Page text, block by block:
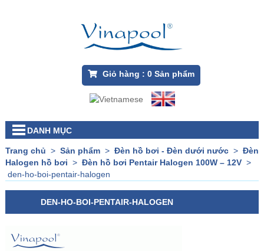
Giỏ hàng : 0Sản phẩm
DANH MỤC
Trang chủ > Sản phẩm> Đèn hồ bơi - Đèn dưới nước> Đèn
Halogen hồ bơi > Đèn hồ bơi Pentair Halogen 100W – 12V>
den-ho-boi-pentair-halogen
DEN-HO-BOI-PENTAIR-HALOGEN